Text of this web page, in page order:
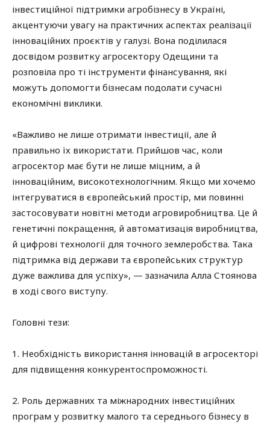
інвестиційної підтримки агробізнесу в Україні,
акцентуючи увагу на практичних аспектах реалізації
інноваційних проєктів у галузі. Вона поділилася
досвідом розвитку агросектору Одещини та
розповіла про ті інструменти фінансування, які
можуть допомогти бізнесам подолати сучасні
економічні виклики.
«Важливо не лише отримати інвестиції, але й
правильно їх використати. Прийшов час, коли
агросектор має бути не лише міцним, а й
інноваційним, високотехнологічним. Якщо ми хочемо
інтегруватися в європейський простір, ми повинні
застосовувати новітні методи агровиробництва. Це й
генетичні покращення, й автоматизація виробництва,
й цифрові технології для точного землеробства. Така
підтримка від держави та європейських структур
дуже важлива для успіху», — зазначила Алла Стоянова
в ході свого виступу.
Головні тези:
1. Необхідність використання інновацій в агросекторі
для підвищення конкурентоспроможності.
2. Роль державних та міжнародних інвестиційних
програм у розвитку малого та середнього бізнесу в